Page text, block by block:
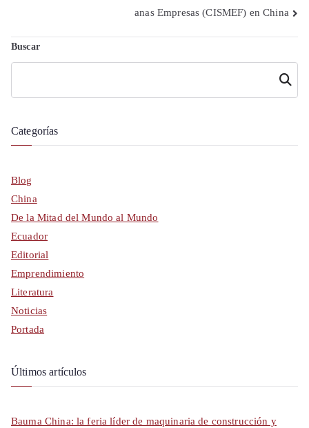
anas Empresas (CISMEF) en China
Buscar
Buscar
Categorías
Blog
China
De la Mitad del Mundo al Mundo
Ecuador
Editorial
Emprendimiento
Literatura
Noticias
Portada
Últimos artículos
Bauma China: la feria líder de maquinaria de construcción y